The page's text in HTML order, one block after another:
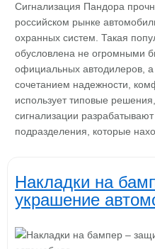
Сигнализация Пандора
российском рынке
охранных систем. Такая
обусловлена не огромными
официальных автодилеров,
сочетанием надежности,
использует типовые
сигнализации
подразделения, которые
Накладки на
украшение